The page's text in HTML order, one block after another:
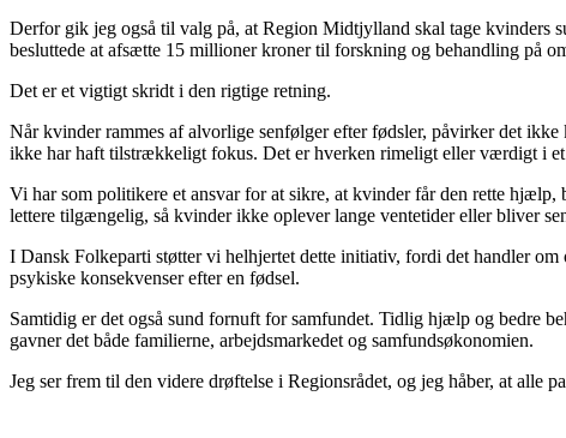
Derfor gik jeg også til valg på, at Region Midtjylland skal tage kvinders
besluttede at afsætte 15 millioner kroner til forskning og behandling på
Det er et vigtigt skridt i den rigtige retning.
Når kvinder rammes af alvorlige senfølger efter fødsler, påvirker det
ikke har haft tilstrækkeligt fokus. Det er hverken rimeligt eller værdigt i et
Vi har som politikere et ansvar for at sikre, at kvinder får den rette
lettere tilgængelig, så kvinder ikke oplever lange ventetider eller bliver
I Dansk Folkeparti støtter vi helhjertet dette initiativ, fordi det handler
psykiske konsekvenser efter en fødsel.
Samtidig er det også sund fornuft for samfundet. Tidlig hjælp og bedre
gavner det både familierne, arbejdsmarkedet og samfundsøkonomien.
Jeg ser frem til den videre drøftelse i Regionsrådet, og jeg håber, at